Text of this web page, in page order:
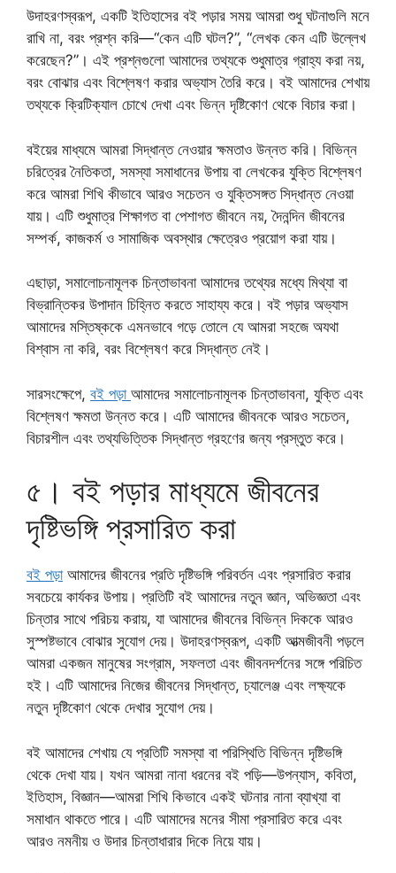
উদাহরণস্বরূপ, একটি ইতিহাসের বই পড়ার সময় আমরা শুধু ঘটনাগুলি মনে
রাখি না, বরং প্রশ্ন করি—“কেন এটি ঘটল?”, “লেখক কেন এটি উল্লেখ
করেছেন?”। এই প্রশ্নগুলো আমাদের তথ্যকে শুধুমাত্র গ্রাহ্য করা নয়,
বরং বোঝার এবং বিশ্লেষণ করার অভ্যাস তৈরি করে। বই আমাদের শেখায়
তথ্যকে ক্রিটিক্যাল চোখে দেখা এবং ভিন্ন দৃষ্টিকোণ থেকে বিচার করা।
বইয়ের মাধ্যমে আমরা সিদ্ধান্ত নেওয়ার ক্ষমতাও উন্নত করি। বিভিন্ন
চরিত্রের নৈতিকতা, সমস্যা সমাধানের উপায় বা লেখকের যুক্তি বিশ্লেষণ
করে আমরা শিখি কীভাবে আরও সচেতন ও যুক্তিসঙ্গত সিদ্ধান্ত নেওয়া
যায়। এটি শুধুমাত্র শিক্ষাগত বা পেশাগত জীবনে নয়, দৈনন্দিন জীবনের
সম্পর্ক, কাজকর্ম ও সামাজিক অবস্থার ক্ষেত্রেও প্রয়োগ করা যায়।
এছাড়া, সমালোচনামূলক চিন্তাভাবনা আমাদের তথ্যের মধ্যে মিথ্যা বা
বিভ্রান্তিকর উপাদান চিহ্নিত করতে সাহায্য করে। বই পড়ার অভ্যাস
আমাদের মস্তিষ্ককে এমনভাবে গড়ে তোলে যে আমরা সহজে অযথা
বিশ্বাস না করি, বরং বিশ্লেষণ করে সিদ্ধান্ত নেই।
সারসংক্ষেপে, বই পড়া আমাদের সমালোচনামূলক চিন্তাভাবনা, যুক্তি এবং
বিশ্লেষণ ক্ষমতা উন্নত করে। এটি আমাদের জীবনকে আরও সচেতন,
বিচারশীল এবং তথ্যভিত্তিক সিদ্ধান্ত গ্রহণের জন্য প্রস্তুত করে।
৫। বই পড়ার মাধ্যমে জীবনের
দৃষ্টিভঙ্গি প্রসারিত করা
বই পড়াআমাদের জীবনের প্রতি দৃষ্টিভঙ্গি পরিবর্তন এবং প্রসারিত করার
সবচেয়ে কার্যকর উপায়। প্রতিটি বই আমাদের নতুন জ্ঞান, অভিজ্ঞতা এবং
চিন্তার সাথে পরিচয় করায়, যা আমাদের জীবনের বিভিন্ন দিককে আরও
সুস্পষ্টভাবে বোঝার সুযোগ দেয়। উদাহরণস্বরূপ, একটি আত্মজীবনী পড়লে
আমরা একজন মানুষের সংগ্রাম, সফলতা এবং জীবনদর্শনের সঙ্গে পরিচিত
হই। এটি আমাদের নিজের জীবনের সিদ্ধান্ত, চ্যালেঞ্জ এবং লক্ষ্যকে
নতুন দৃষ্টিকোণ থেকে দেখার সুযোগ দেয়।
বই আমাদের শেখায় যে প্রতিটি সমস্যা বা পরিস্থিতি বিভিন্ন দৃষ্টিভঙ্গি
থেকে দেখা যায়। যখন আমরা নানা ধরনের বই পড়ি—উপন্যাস, কবিতা,
ইতিহাস, বিজ্ঞান—আমরা শিখি কিভাবে একই ঘটনার নানা ব্যাখ্যা বা
সমাধান থাকতে পারে। এটি আমাদের মনের সীমা প্রসারিত করে এবং
আরও নমনীয় ও উদার চিন্তাধারার দিকে নিয়ে যায়।